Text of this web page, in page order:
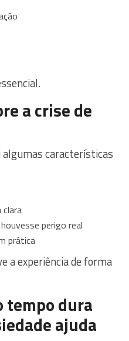
a crise de
algumas características
perigo real
prática
a experiência de forma
tempo dura
ajuda